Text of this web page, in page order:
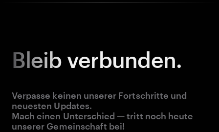
Bleib verbunden.
Verpasse keinen unserer Fortschritte und
neuesten Updates.
Mach einen Unterschied — tritt noch heute
unserer Gemeinschaft bei!